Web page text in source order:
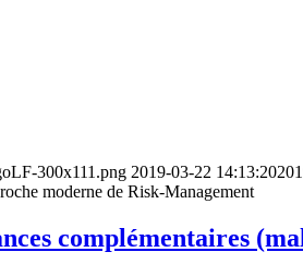
300x111.png 2019-03-22 14:13:20
moderne de Risk-Management
complémentaires